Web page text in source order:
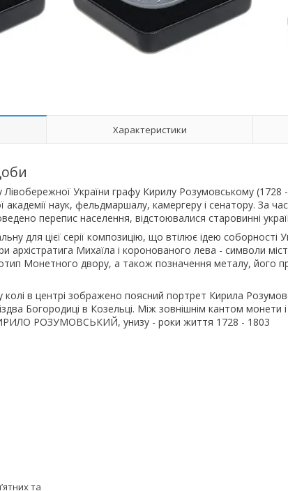
Характеристики
України графу Кирилу Розумовському (1728
наук, фельдмаршалу, камергеру і сенатору. За
перепис населення, відстоювалися старовинні
для цієї серії композицію, що втілює ідею
архістратига Михаїла і коронованого лева - символи
Монетного двору, а також позначення металу, його
в центрі зображено поясний портрет Кирила
Богородиці в Козельці. Між зовнішнім кантом монети
РОЗУМОВСЬКИЙ, унизу - роки життя 1728 - 1803
та